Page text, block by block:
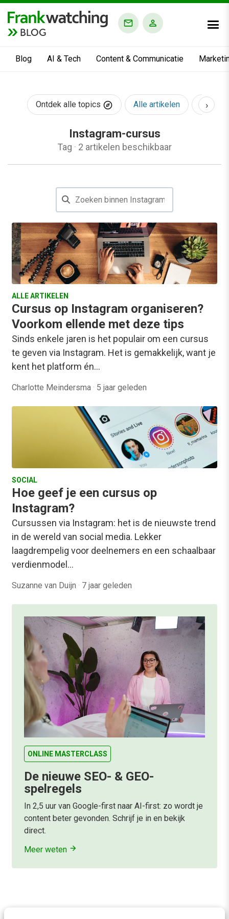
BLOG
Blog AI & Tech Content & Communicatie
Ontdek alle topics Alle artikelen AI &
›
Instagram-cursus
Tag · 2 artikelen beschikbaar
ALLE ARTIKELEN
Cursus op Instagram organiseren?
Voorkom ellende met deze tips
Sinds enkele jaren is het populair om een cursus
te geven via Instagram. Het is gemakkelijk, want je
kent het platform én…
Charlotte Meindersma · 5 jaar geleden
SOCIAL
Hoe geef je een cursus op
Instagram?
Cursussen via Instagram: het is de nieuwste trend
in de wereld van social media. Lekker
laagdrempelig voor deelnemers en een schaalbaar
verdienmodel…
Suzanne van Duijn · 7 jaar geleden
ONLINE MASTERCLASS
De nieuwe SEO- & GEO-
spelregels
In 2,5 uur van Google-first naar AI-first: zo wordt je
content beter gevonden. Schrijf je in en bekijk
direct.
Meer weten